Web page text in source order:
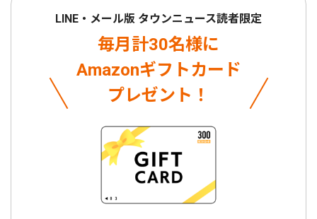
LINE・メール版 タウンニュース読者限定
毎月計30名様に
Amazonギフトカード
プレゼント！